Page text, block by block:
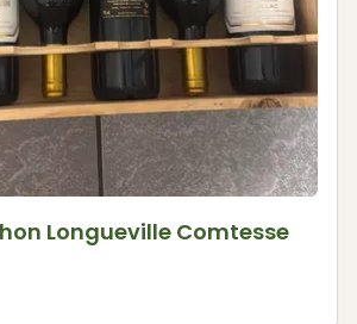
Longueville Comtesse